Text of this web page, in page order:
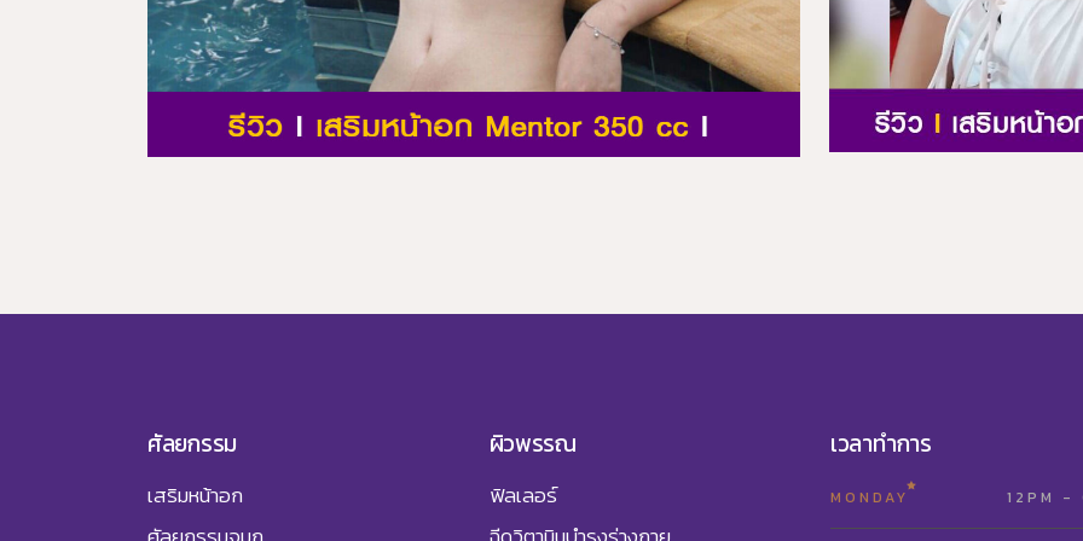
ศัลยกรรม
เสริมหน้าอก
ผิวพรรณ
ฟิลเลอร์
เวลาทำการ
MONDAY 12PM -